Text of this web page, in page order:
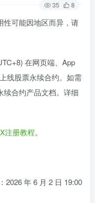
35 8
性可能因地区而异，请
在网页端、App
线股票永续合约。如需
续合约产品文档。详细
注册教程。
2026 年 6 月 2 日 19:00